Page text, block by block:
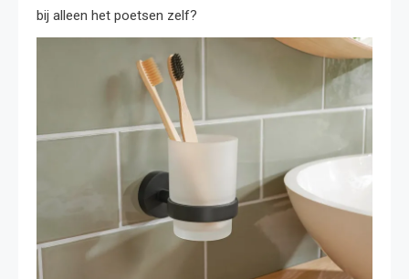
bij alleen het poetsen zelf?